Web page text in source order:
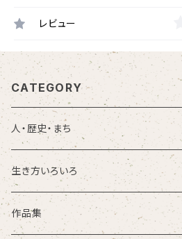
レビュー
CATEGORY
人・歴史・まち
生き方いろいろ
作品集